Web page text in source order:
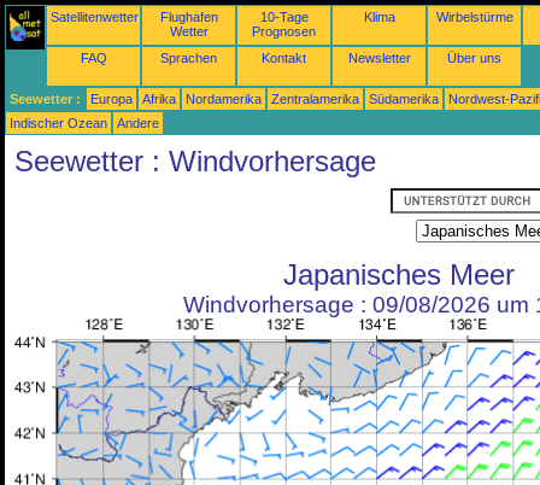
Satellitenwetter
Flughafen
Wetter
10-Tage
Prognosen
Klima Wirbelstürme
FAQ Sprachen Kontakt Newsletter Über uns
Seewetter : Europa Afrika Nordamerika Zentralamerika Südamerika
Nordwest-
Indischer Ozean
Andere
Seewetter : Windvorhersage
Japanisches Meer
Windvorhersage : 09/08/2026 um